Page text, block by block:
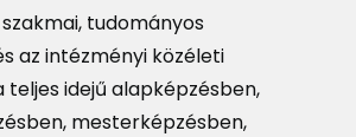
tudományos
az intézményi közéleti
teljes idejű alapképzésben,
mesterképzésben,